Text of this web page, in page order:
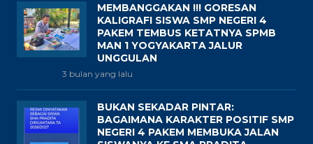
MEMBANGGAKAN !!! GORESAN
KALIGRAFI SISWA SMP NEGERI 4
PAKEM TEMBUS KETATNYA SPMB
MAN 1 YOGYAKARTA JALUR
UNGGULAN
3 bulan yang lalu
BUKAN SEKADAR PINTAR:
BAGAIMANA KARAKTER POSITIF SMP
NEGERI 4 PAKEM MEMBUKA JALAN